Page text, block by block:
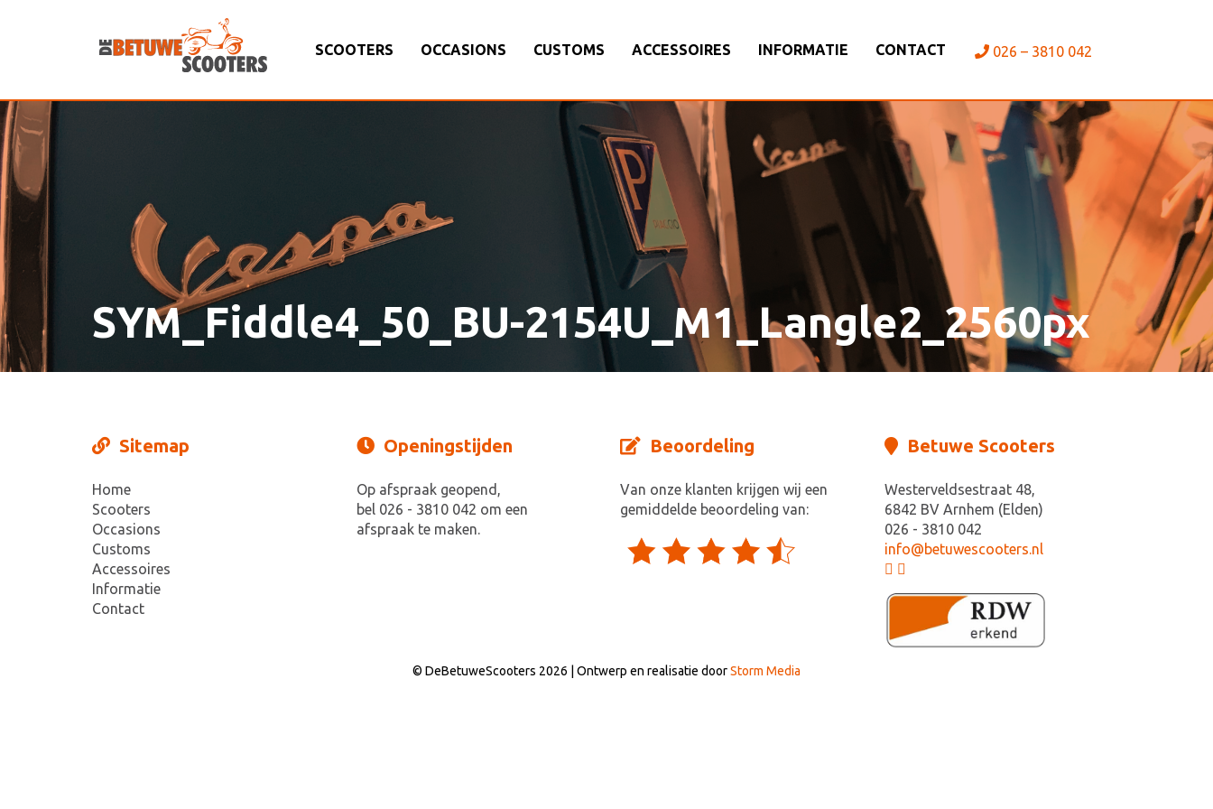
SCOOTERS OCCASIONS CUSTOMS ACCESSOIRES INFORMATIE CONTACT 026 – 3810 042
SYM_Fiddle4_50_BU-2154U_M1_Langle2_2560px
Sitemap
Home
Scooters
Occasions
Customs
Accessoires
Informatie
Contact
Openingstijden
Op afspraak geopend,
bel 026 - 3810 042 om een
afspraak te maken.
Beoordeling
Van onze klanten krijgen wij een
gemiddelde beoordeling van:
Betuwe Scooters
Westerveldsestraat 48,
6842 BV Arnhem (Elden)
026 - 3810 042
info@betuwescooters.nl
© DeBetuweScooters 2026 | Ontwerp en realisatie doorStorm Media